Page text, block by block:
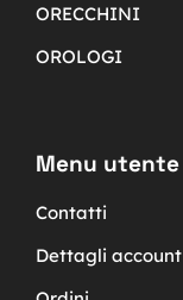
ORECCHINI
OROLOGI
Menu utente
Contatti
Dettagli account